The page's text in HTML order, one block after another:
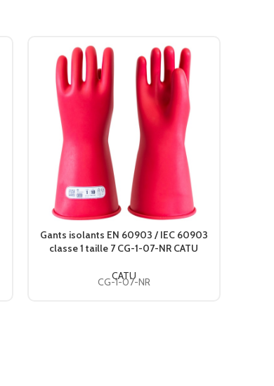
Gants isolants EN 60903 / IEC 60903
classe 1 taille 7 CG-1-07-NR CATU
CATU
CG-1-07-NR